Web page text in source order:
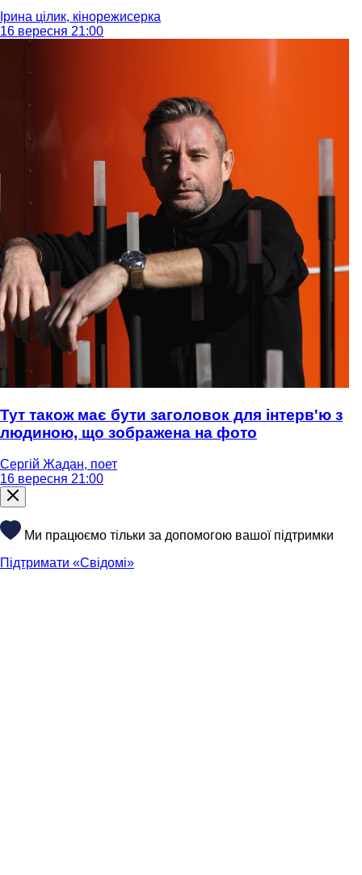
Ірина цілик, кінорежисерка
16 вересня 21:00
Тут також має бути заголовок для інтерв'ю з
людиною, що зображена на фото
Сергій Жадан, поет
16 вересня 21:00
Ми працюємо тільки за допомогою вашої підтримки
Підтримати «Свідомі»